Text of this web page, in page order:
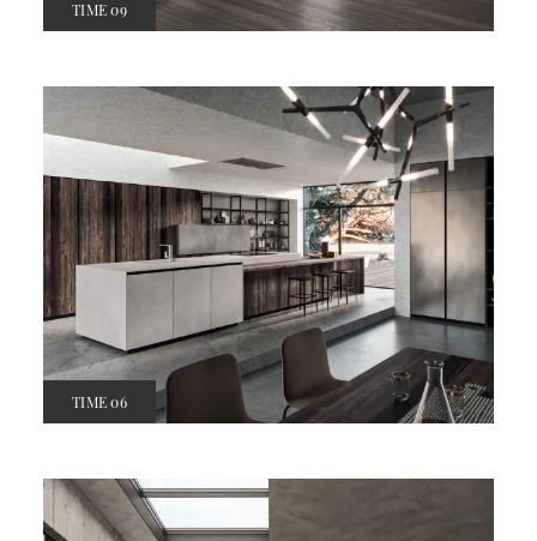
TIME 09
TIME 06